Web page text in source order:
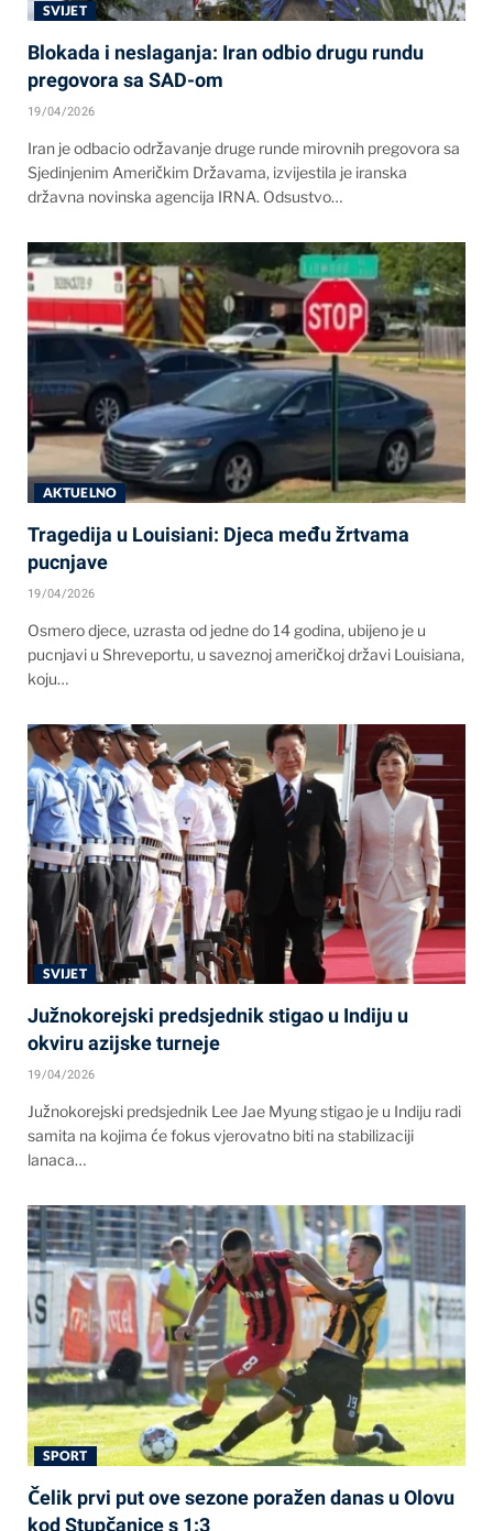
SVIJET
Blokada i neslaganja: Iran odbio drugu rundu
pregovora sa SAD-om
19/04/2026
Iran je odbacio održavanje druge runde mirovnih pregovora sa
Sjedinjenim Američkim Državama, izvijestila je iranska
državna novinska agencija IRNA. Odsustvo…
AKTUELNO
Tragedija u Louisiani: Djeca među žrtvama
pucnjave
19/04/2026
Osmero djece, uzrasta od jedne do 14 godina, ubijeno je u
pucnjavi u Shreveportu, u saveznoj američkoj državi Louisiana,
koju…
SVIJET
Južnokorejski predsjednik stigao u Indiju u
okviru azijske turneje
19/04/2026
Južnokorejski predsjednik Lee Jae Myung stigao je u Indiju radi
samita na kojima će fokus vjerovatno biti na stabilizaciji
lanaca…
SPORT
Čelik prvi put ove sezone poražen danas u Olovu
kod Stupčanice s 1:3